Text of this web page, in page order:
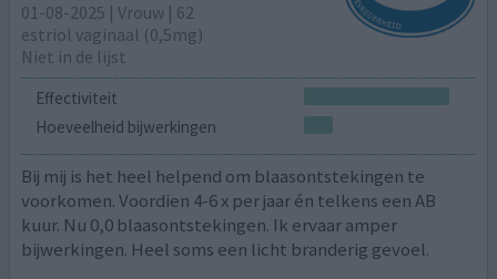
01-08-2025 | Vrouw | 62
estriol vaginaal (0,5mg)
Niet in de lijst
Effectiviteit
Hoeveelheid bijwerkingen
Bij mij is het heel helpend om blaasontstekingen te
voorkomen. Voordien 4-6 x per jaar én telkens een AB
kuur. Nu 0,0 blaasontstekingen. Ik ervaar amper
bijwerkingen. Heel soms een licht branderig gevoel.